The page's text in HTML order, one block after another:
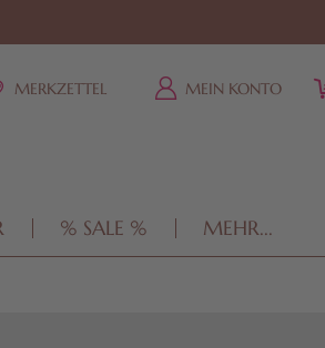
MERKZETTEL MEIN KONTO
% SALE % MEHR...